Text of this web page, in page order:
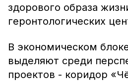
здорового образа
геронтологических
В экономическом
выделяют среди
проектов - коридор